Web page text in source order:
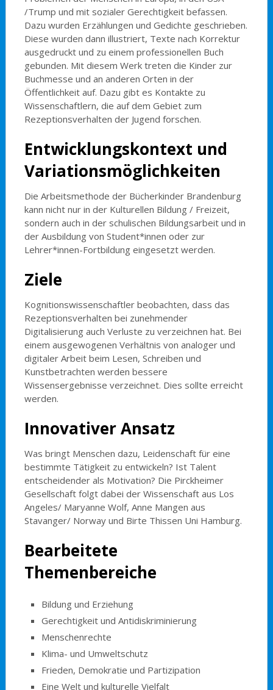
/Trump und mit sozialer Gerechtigkeit befassen.
Dazu wurden Erzählungen und Gedichte geschrieben.
Diese wurden dann illustriert, Texte nach Korrektur
ausgedruckt und zu einem professionellen Buch
gebunden. Mit diesem Werk treten die Kinder zur
Buchmesse und an anderen Orten in der
Öffentlichkeit auf. Dazu gibt es Kontakte zu
Wissenschaftlern, die auf dem Gebiet zum
Rezeptionsverhalten der Jugend forschen.
Entwicklungskontext und
Variationsmöglichkeiten
Die Arbeitsmethode der Bücherkinder Brandenburg
kann nicht nur in der Kulturellen Bildung / Freizeit,
sondern auch in der schulischen Bildungsarbeit und in
der Ausbildung von Student*innen oder zur
Lehrer*innen-Fortbildung eingesetzt werden.
Ziele
Kognitionswissenschaftler beobachten, dass das
Rezeptionsverhalten bei zunehmender
Digitalisierung auch Verluste zu verzeichnen hat. Bei
einem ausgewogenen Verhältnis von analoger und
digitaler Arbeit beim Lesen, Schreiben und
Kunstbetrachten werden bessere
Wissensergebnisse verzeichnet. Dies sollte erreicht
werden.
Innovativer Ansatz
Was bringt Menschen dazu, Leidenschaft für eine
bestimmte Tätigkeit zu entwickeln? Ist Talent
entscheidender als Motivation? Die Pirckheimer
Gesellschaft folgt dabei der Wissenschaft aus Los
Angeles/ Maryanne Wolf, Anne Mangen aus
Stavanger/ Norway und Birte Thissen Uni Hamburg.
Bearbeitete
Themenbereiche
Bildung und Erziehung
Gerechtigkeit und Antidiskriminierung
Menschenrechte
Klima- und Umweltschutz
Frieden, Demokratie und Partizipation
Eine Welt und kulturelle Vielfalt